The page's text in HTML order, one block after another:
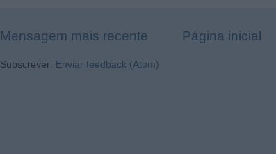
Mensagem mais recente Página inicial
Subscrever: Enviar feedback (Atom)